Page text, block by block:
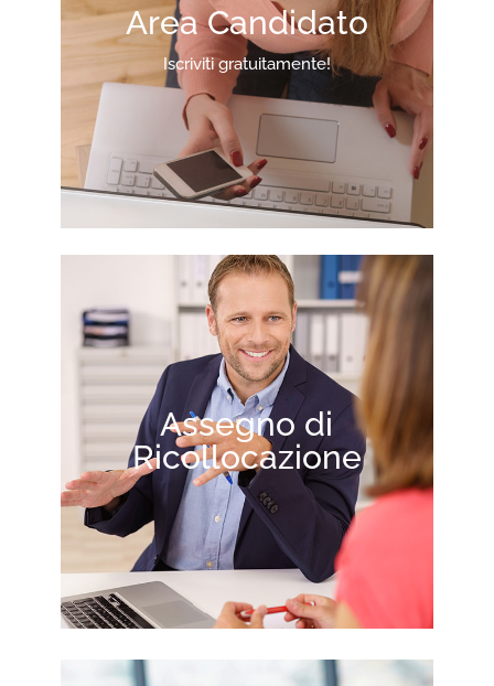
Area Candidato
Iscriviti gratuitamente!
Assegno di
Ricollocazione